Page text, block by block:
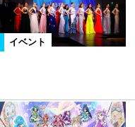
イベント